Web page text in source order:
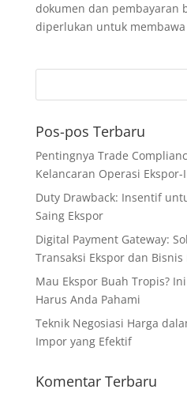
dokumen dan pembayaran
diperlukan untuk
Pos-pos Terbaru
Pentingnya Trade
Kelancaran Operasi
Duty Drawback: Insentif
Saing Ekspor
Digital Payment Gateway:
Transaksi Ekspor dan
Mau Ekspor Buah Tropis?
Harus Anda Pahami
Teknik Negosiasi Harga
Impor yang Efektif
Komentar Terbaru